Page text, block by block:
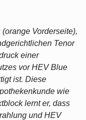
Vorderseite),
Tenor
einer
vor HEV Blue
ist. Diese
wie
lernt er, dass
und HEV